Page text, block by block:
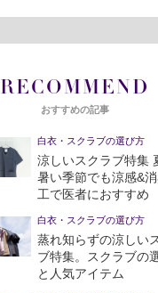
RECOMMEND
おすすめの記事
白衣・スクラブの選び方
涼しいスクラブ特集
暑い季節でも涼感&
工で医者におすすめ
白衣・スクラブの選び方
蒸れ知らずの涼しい
ブ特集。スクラブの
と人気アイテム